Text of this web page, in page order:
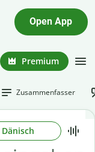
Open App
Premium
Zusammenfasser
Dänisch